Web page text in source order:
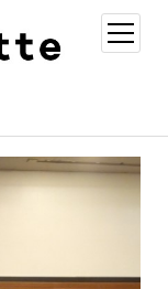
ouvrir
menu